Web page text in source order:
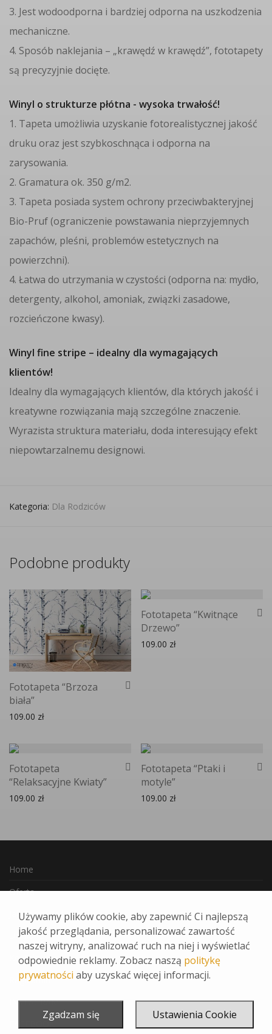
3. Jest wodoodporna i bardziej odporna na uszkodzenia
mechaniczne.
4. Sposób naklejania – „krawędź w krawędź”, fototapety
są precyzyjnie docięte.
Winyl o strukturze płótna - wysoka trwałość!
1. Tapeta umożliwia uzyskanie fotorealistycznej jakość
druku oraz jest szybkoschnąca i odporna na
zarysowania.
2. Gramatura ok. 350 g/m2.
3. Tapeta posiada system ochrony przeciwbakteryjnej
Bio-Pruf (ograniczenie powstawania nieprzyjemnych
zapachów, pleśni, problemów estetycznych na
powierzchni).
4. Łatwa do utrzymania w czystości (odporna na: mydło,
detergenty, alkohol, amoniak, związki zasadowe,
rozcieńczone kwasy).
Winyl fine stripe – idealny dla wymagających
klientów!
Idealny dla wymagających klientów, dla których jakość i
kreatywne rozwiązania mają szczególne znaczenie.
Wyrazista struktura materiału, doda interesujący efekt
niepowtarzalnemu designowi.
Kategoria: Dla Rodziców
Podobne produkty
Fototapeta “Brzoza
biała”
109.00 zł
Fototapeta “Kwitnące
Drzewo”
109.00 zł
Fototapeta
“Relaksacyjne Kwiaty”
109.00 zł
Fototapeta “Ptaki i
motyle”
109.00 zł
Home
Oferta
Jak Zamawiać
Ulubione
Kontakt
Regulamin
INSTAGRAM
FACEBOOK
Używamy plików cookie, aby zapewnić Ci najlepszą
jakość przeglądania, personalizować zawartość
naszej witryny, analizować ruch na niej i wyświetlać
odpowiednie reklamy. Zobacz naszą politykę
prywatności aby uzyskać więcej informacji.
Zgadzam się Ustawienia Cookie